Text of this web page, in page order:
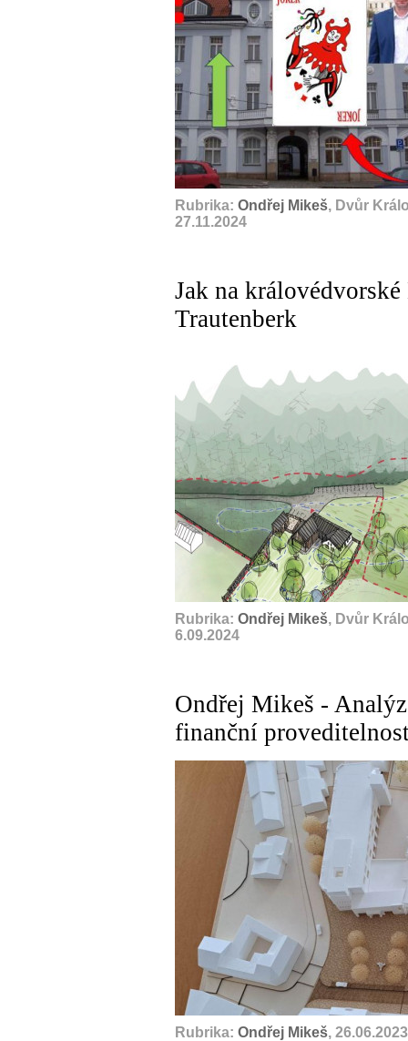
Rubrika: Ondřej Mikeš, Dvůr
27.11.2024
Jak na
Trautenberk
Rubrika: Ondřej Mikeš, Dvůr
6.09.2024
Ondřej Mikeš -
finanční
Rubrika: Ondřej Mikeš, 26.06.2023